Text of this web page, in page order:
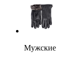
Мужские